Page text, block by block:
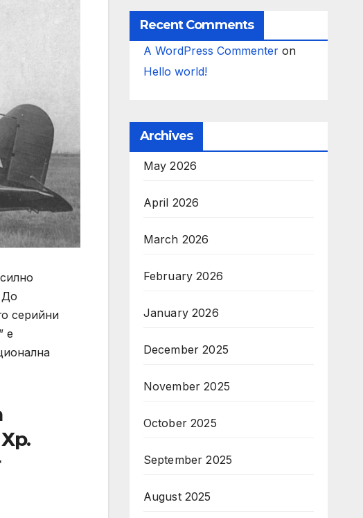
До
серийни
е
Recent Comments
A WordPress Commenteron
Hello world!
Archives
May 2026
April 2026
March 2026
February 2026
January 2026
December 2025
November 2025
October 2025
September 2025
August 2025